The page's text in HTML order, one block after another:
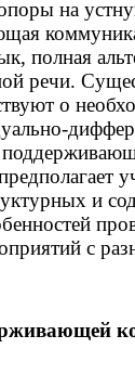
на
полная
речи.
о
и
с